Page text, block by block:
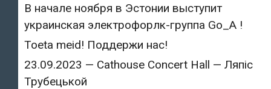
В начале ноября в Эстонии выступит
украинская электрофорлк-группа Go_A !
Toeta meid! Поддержи нас!
23.09.2023 — Cathouse Concert Hall — Ляпіс
Трубецькой